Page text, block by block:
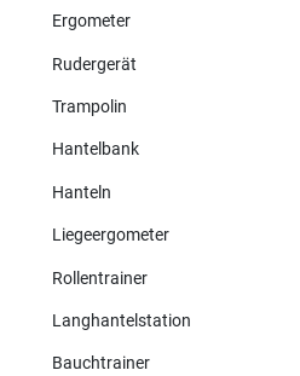
Ergometer
Rudergerät
Trampolin
Hantelbank
Hanteln
Liegeergometer
Rollentrainer
Langhantelstation
Bauchtrainer